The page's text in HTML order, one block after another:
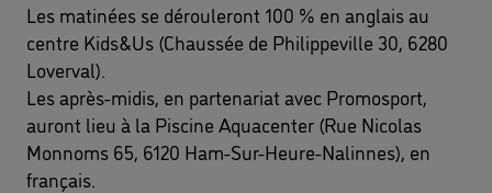
Les matinées se dérouleront 100 % en anglais au
centre Kids&Us (Chaussée de Philippeville 30, 6280
Loverval).
Les après-midis, en partenariat avec Promosport,
auront lieu à la Piscine Aquacenter (Rue Nicolas
Monnoms 65, 6120 Ham-Sur-Heure-Nalinnes), en
français.